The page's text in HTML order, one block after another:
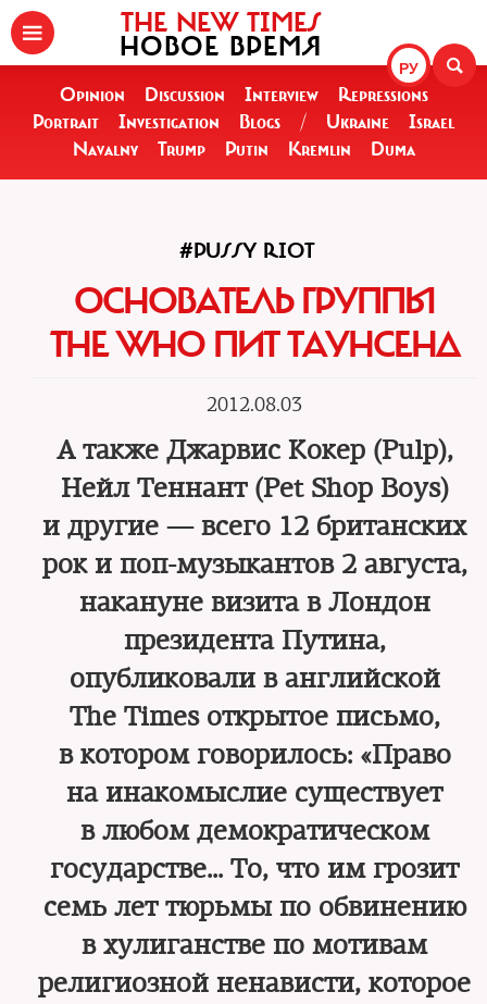
РУ
THE NEW TIMES
НОВОЕ ВРЕМЯ
Opinion Discussion Interview
Repressions
Portrait
Investigation Blogs / Ukraine
Israel
Navalny
Trump Putin Kremlin Duma
#PUSSY RIOT
ОСНОВАТЕЛЬ ГРУППЫ
THE WHO ПИТ ТАУНСЕНД
2012.08.03
А также Джарвис Кокер (Pulp),
Нейл Теннант (Pet Shop Boys)
и другие — всего 12 британских
рок и поп-музыкантов 2 августа,
накануне визита в Лондон
президента Путина,
опубликовали в английской
The Times открытое письмо,
в котором говорилось: «Право
на инакомыслие существует
в любом демократическом
государстве… То, что им грозит
семь лет тюрьмы по обвинению
в хулиганстве по мотивам
религиозной ненависти, которое